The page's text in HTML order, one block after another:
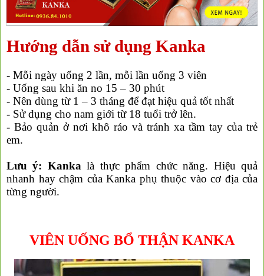
Hướng dẫn sử dụng Kanka
- Mỗi ngày uống 2 lần, mỗi lần uống 3 viên
- Uống sau khi ăn no 15 – 30 phút
- Nên dùng từ 1 – 3 tháng để đạt hiệu quả tốt nhất
- Sử dụng cho nam giới từ 18 tuổi trở lên.
- Bảo quản ở nơi khô ráo và tránh xa tầm tay của trẻ
em.
Lưu ý: Kanka là thực phẩm chức năng. Hiệu quả
nhanh hay chậm của Kanka phụ thuộc vào cơ địa của
từng người.
VIÊN UỐNG BỔ THẬN KANKA